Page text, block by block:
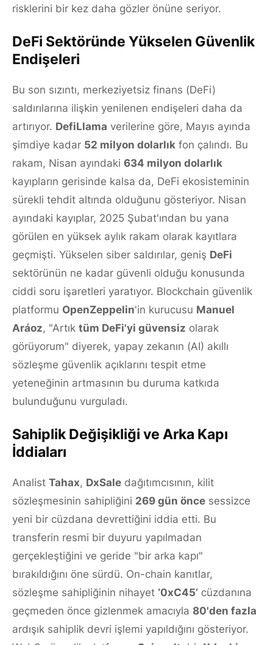
risklerini bir kez daha gözler önüne seriyor.
DeFi Sektöründe Yükselen Güvenlik
Endişeleri
Bu son sızıntı, merkeziyetsiz finans (DeFi)
saldırılarına ilişkin yenilenen endişeleri daha da
artırıyor. DefiLlama verilerine göre, Mayıs ayında
şimdiye kadar 52 milyon dolarlık fon çalındı. Bu
rakam, Nisan ayındaki 634 milyon dolarlık
kayıpların gerisinde kalsa da, DeFi ekosisteminin
sürekli tehdit altında olduğunu gösteriyor. Nisan
ayındaki kayıplar, 2025 Şubat'ından bu yana
görülen en yüksek aylık rakam olarak kayıtlara
geçmişti. Yükselen siber saldırılar, geniş DeFi
sektörünün ne kadar güvenli olduğu konusunda
ciddi soru işaretleri yaratıyor. Blockchain güvenlik
platformu OpenZeppelin'in kurucusu Manuel
Aráoz, "Artık tüm DeFi'yi güvensiz olarak
görüyorum" diyerek, yapay zekanın (AI) akıllı
sözleşme güvenlik açıklarını tespit etme
yeteneğinin artmasının bu duruma katkıda
bulunduğunu vurguladı.
Sahiplik Değişikliği ve Arka Kapı
İddiaları
Analist Tahax, DxSale dağıtımcısının, kilit
sözleşmesinin sahipliğini 269 gün önce sessizce
yeni bir cüzdana devrettiğini iddia etti. Bu
transferin resmi bir duyuru yapılmadan
gerçekleştiğini ve geride "bir arka kapı"
bırakıldığını öne sürdü. On-chain kanıtlar,
sözleşme sahipliğinin nihayet ‘0xC45’ cüzdanına
geçmeden önce gizlenmek amacıyla 80'den fazla
ardışık sahiplik devri işlemi yapıldığını gösteriyor.